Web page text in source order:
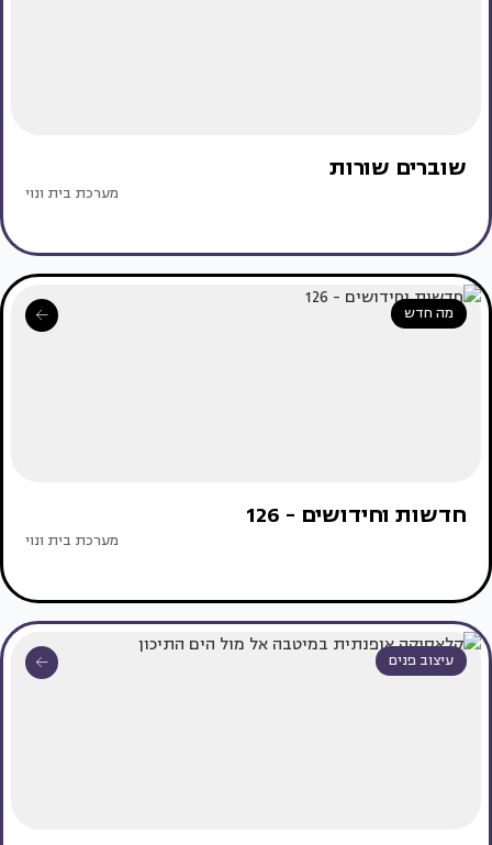
שוברים שורות
מערכת בית ונוי
מה חדש
חדשות וחידושים - 126
מערכת בית ונוי
עיצוב פנים